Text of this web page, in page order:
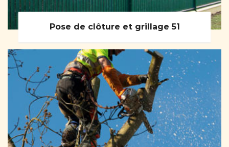
Pose de clôture et grillage 51